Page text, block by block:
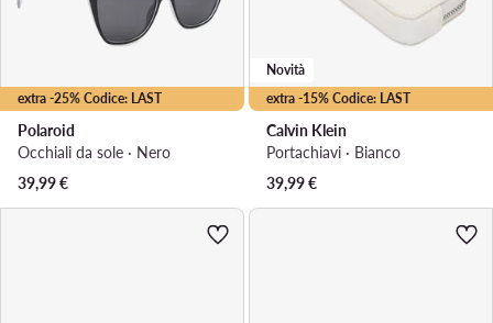
extra -25% Codice: LAST
Polaroid
Occhiali da sole · Nero
39,99€
extra -15% Codice: LAST
Novità
Calvin Klein
Portachiavi · Bianco
39,99€